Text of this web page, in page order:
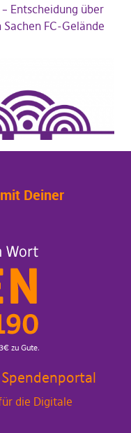
Entscheidung über
FC-Gelände
Deiner
die Digitale